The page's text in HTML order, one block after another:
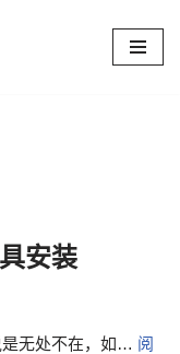
安装
是无处不在，如… 阅